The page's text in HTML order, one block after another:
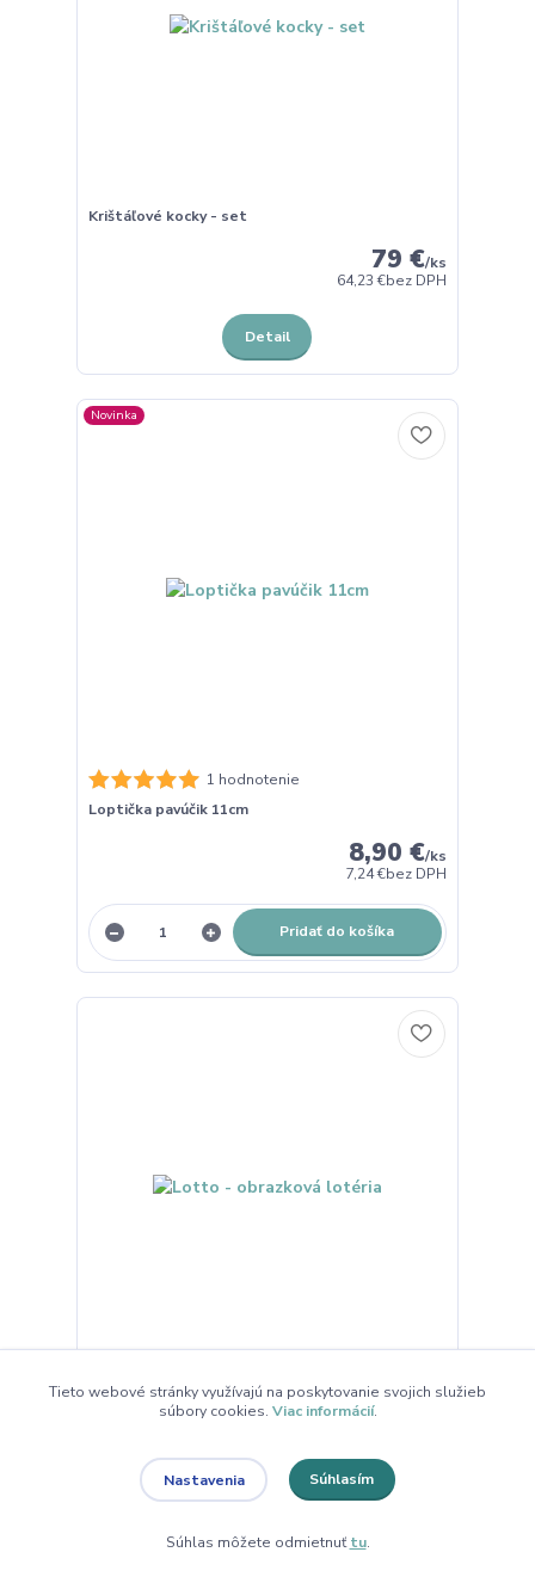
Krištáľové kocky - set
79 €/ks
64,23 €bez DPH
Detail
Novinka
1 hodnotenie
Loptička pavúčik 11cm
8,90 €/ks
7,24 €bez DPH
Pridať do košíka
9,69 €
Pridať do košíka
Tieto webové stránky využívajú na poskytovanie svojich služieb
súbory cookies. Viac informácií.
Nastavenia Súhlasím
Súhlas môžete odmietnuťtu.